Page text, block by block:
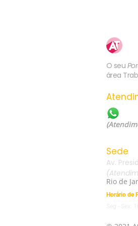
O seu
área
Sede
Av.
Rio de
Horário de